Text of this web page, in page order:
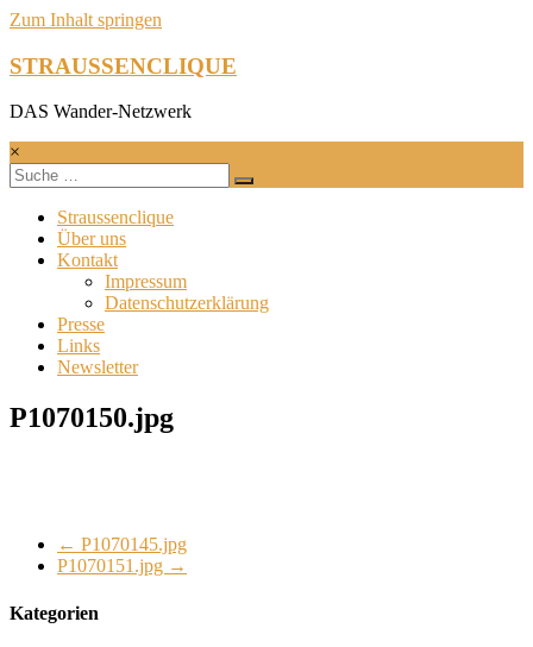
Zum Inhalt springen
STRAUSSENCLIQUE
DAS Wander-Netzwerk
×
Straussenclique
Über uns
Kontakt
Impressum
Datenschutzerklärung
Presse
Links
Newsletter
P1070150.jpg
← P1070145.jpg
P1070151.jpg →
Kategorien